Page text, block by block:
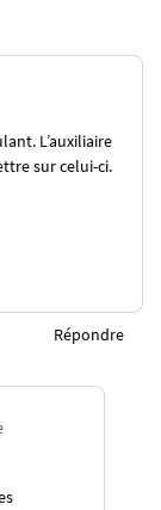
L’auxiliaire
sur celui-ci.
Répondre